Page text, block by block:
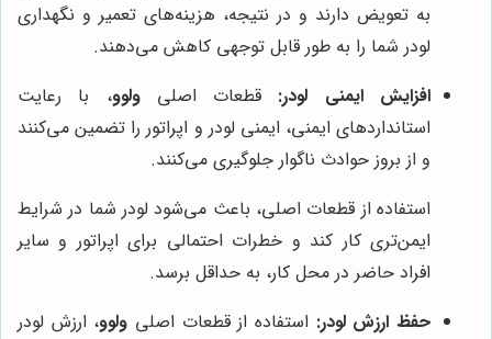
به تعویض دارند و در نتیجه، هزینه‌های تعمیر و نگهداری
لودر شما را به طور قابل توجهی کاهش می‌دهند.
افزایش ایمنی لودر: قطعات اصلیولوو، با رعایت
استانداردهای ایمنی، ایمنی لودر و اپراتور را تضمین می‌کنند
و از بروز حوادث ناگوار جلوگیری می‌کنند.
استفاده از قطعات اصلی، باعث می‌شود لودر شما در شرایط
ایمن‌تری کار کند و خطرات احتمالی برای اپراتور و سایر
افراد حاضر در محل کار، به حداقل برسد.
حفظ ارزش لودر: استفاده از قطعات اصلی ولوو، ارزش لودر